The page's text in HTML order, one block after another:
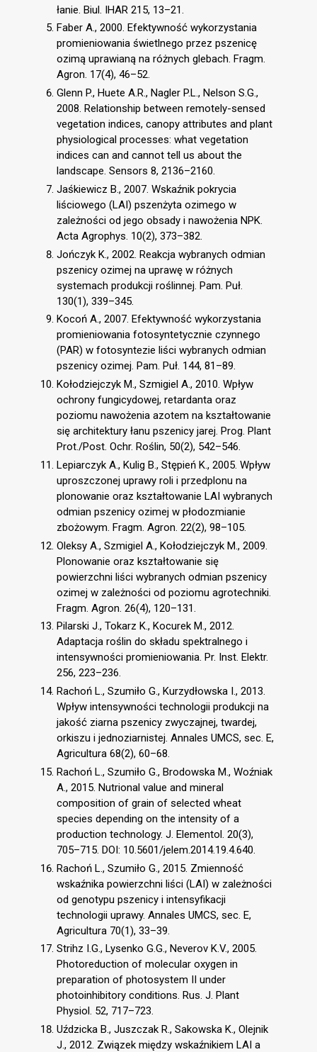
łanie. Biul. IHAR 215, 13–21.
Faber A., 2000. Efektywność wykorzystania
promieniowania świetlnego przez pszenicę
ozimą uprawianą na różnych glebach. Fragm.
Agron. 17(4), 46–52.
Glenn P., Huete A.R., Nagler P.L., Nelson S.G.,
2008. Relationship between remotely-sensed
vegetation indices, canopy attributes and plant
physiological processes: what vegetation
indices can and cannot tell us about the
landscape. Sensors 8, 2136–2160.
Jaśkiewicz B., 2007. Wskaźnik pokrycia
liściowego (LAI) pszenżyta ozimego w
zależności od jego obsady i nawożenia NPK.
Acta Agrophys. 10(2), 373–382.
Jończyk K., 2002. Reakcja wybranych odmian
pszenicy ozimej na uprawę w różnych
systemach produkcji roślinnej. Pam. Puł.
130(1), 339–345.
Kocoń A., 2007. Efektywność wykorzystania
promieniowania fotosyntetycznie czynnego
(PAR) w fotosyntezie liści wybranych odmian
pszenicy ozimej. Pam. Puł. 144, 81–89.
Kołodziejczyk M., Szmigiel A., 2010. Wpływ
ochrony fungicydowej, retardanta oraz
poziomu nawożenia azotem na kształtowanie
się architektury łanu pszenicy jarej. Prog. Plant
Prot./Post. Ochr. Roślin, 50(2), 542–546.
Lepiarczyk A., Kulig B., Stępień K., 2005. Wpływ
uproszczonej uprawy roli i przedplonu na
plonowanie oraz kształtowanie LAI wybranych
odmian pszenicy ozimej w płodozmianie
zbożowym. Fragm. Agron. 22(2), 98–105.
Oleksy A., Szmigiel A., Kołodziejczyk M., 2009.
Plonowanie oraz kształtowanie się
powierzchni liści wybranych odmian pszenicy
ozimej w zależności od poziomu agrotechniki.
Fragm. Agron. 26(4), 120–131.
Pilarski J., Tokarz K., Kocurek M., 2012.
Adaptacja roślin do składu spektralnego i
intensywności promieniowania. Pr. Inst. Elektr.
256, 223–236.
Rachoń L., Szumiło G., Kurzydłowska I., 2013.
Wpływ intensywności technologii produkcji na
jakość ziarna pszenicy zwyczajnej, twardej,
orkiszu i jednoziarnistej. Annales UMCS, sec. E,
Agricultura 68(2), 60–68.
Rachoń L., Szumiło G., Brodowska M., Woźniak
A., 2015. Nutrional value and mineral
composition of grain of selected wheat
species depending on the intensity of a
production technology. J. Elementol. 20(3),
705–715. DOI: 10.5601/jelem.2014.19.4.640.
Rachoń L., Szumiło G., 2015. Zmienność
wskaźnika powierzchni liści (LAI) w zależności
od genotypu pszenicy i intensyfikacji
technologii uprawy. Annales UMCS, sec. E,
Agricultura 70(1), 33–39.
Strihz I.G., Lysenko G.G., Neverov K.V., 2005.
Photoreduction of molecular oxygen in
preparation of photosystem II under
photoinhibitory conditions. Rus. J. Plant
Physiol. 52, 717–723.
Uździcka B., Juszczak R., Sakowska K., Olejnik
J., 2012. Związek między wskaźnikiem LAI a